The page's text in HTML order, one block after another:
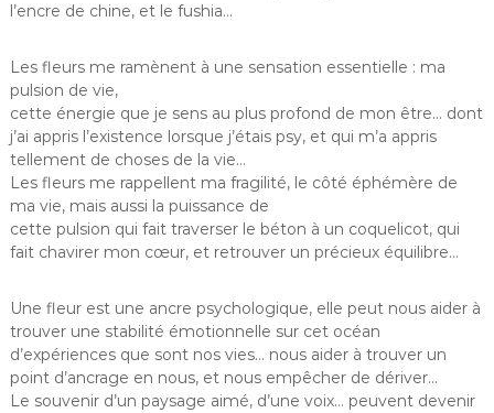
l’encre de chine, et le fushia…
Les fleurs me ramènent à une sensation essentielle : ma
pulsion de vie,
cette énergie que je sens au plus profond de mon être… dont
j’ai appris l’existence lorsque j’étais psy, et qui m’a appris
tellement de choses de la vie…
Les fleurs me rappellent ma fragilité, le côté éphémère de
ma vie, mais aussi la puissance de
cette pulsion qui fait traverser le béton à un coquelicot, qui
fait chavirer mon cœur, et retrouver un précieux équilibre…
Une fleur est une ancre psychologique, elle peut nous aider à
trouver une stabilité émotionnelle sur cet océan
d’expériences que sont nos vies… nous aider à trouver un
point d’ancrage en nous, et nous empêcher de dériver…
Le souvenir d’un paysage aimé, d’une voix… peuvent devenir